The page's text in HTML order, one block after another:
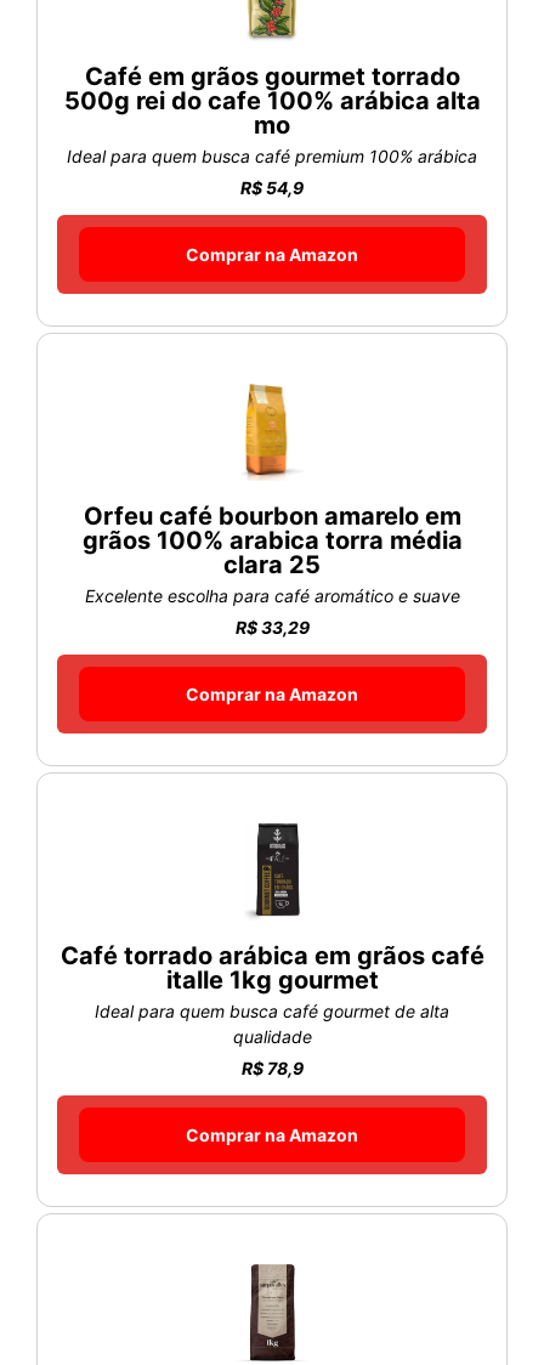
Café em grãos gourmet torrado
500g rei do cafe 100% arábica alta
mo
Ideal para quem busca café premium 100% arábica
R$ 54,9
Comprar na Amazon
Orfeu café bourbon amarelo em
grãos 100% arabica torra média
clara 25
Excelente escolha para café aromático e suave
R$ 33,29
Comprar na Amazon
Café torrado arábica em grãos café
italle 1kg gourmet
Ideal para quem busca café gourmet de alta
qualidade
R$ 78,9
Comprar na Amazon